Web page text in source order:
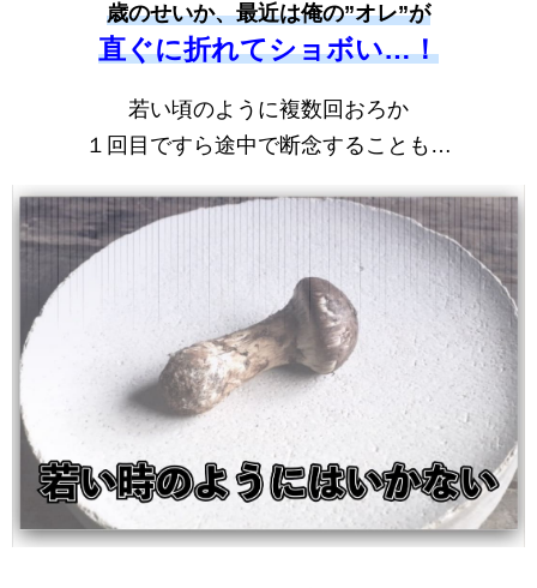
歳のせいか、最近は俺の”オレ”が
直ぐに折れてショボい…！
若い頃のように複数回おろか
１回目ですら途中で断念することも…